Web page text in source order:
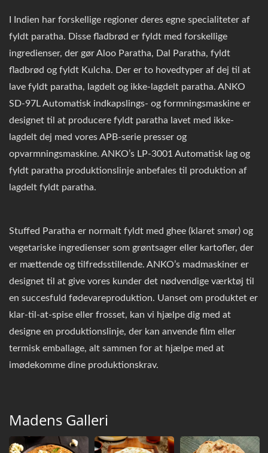
I Indien har forskellige regioner deres egne specialiteter af
fyldt paratha. Disse fladbrød er fyldt med forskellige
ingredienser, der gør Aloo Paratha, Dal Paratha, fyldt
fladbrød og fyldt Kulcha. Der er to hovedtyper af dej til at
lave fyldt paratha, lagdelt og ikke-lagdelt paratha. ANKO
SD-97L Automatisk indkapslings- og formningsmaskine er
designet til at producere fyldt paratha lavet med ikke-
lagdelt dej med vores APB-serie presser og
opvarmningsmaskine. ANKO’s LP-3001 Automatisk lag og
fyldt paratha produktionslinje anbefales til produktion af
lagdelt fyldt paratha.
Stuffed Paratha er normalt fyldt med ghee (klaret smør) og
vegetariske ingredienser som grøntsager eller kartofler, der
er mættende og tilfredsstillende. ANKO’s madmaskiner er
designet til at give vores kunder det nødvendige værktøj til
en succesfuld fødevareproduktion. Uanset om produktet er
klar-til-at-spise eller frosset, kan vi hjælpe dig med at
designe en produktionslinje, der kan anvende film eller
termisk emballage, alt sammen for at hjælpe med at
imødekomme dine produktionskrav.
Madens Galleri